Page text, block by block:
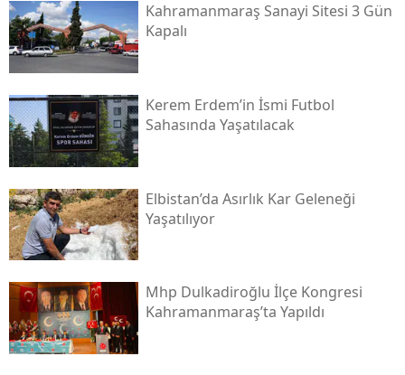
Kahramanmaraş Sanayi Sitesi 3 Gün
Kapalı
Kerem Erdem’in İsmi Futbol
Sahasında Yaşatılacak
Elbistan’da Asırlık Kar Geleneği
Yaşatılıyor
Mhp Dulkadiroğlu İlçe Kongresi
Kahramanmaraş’ta Yapıldı